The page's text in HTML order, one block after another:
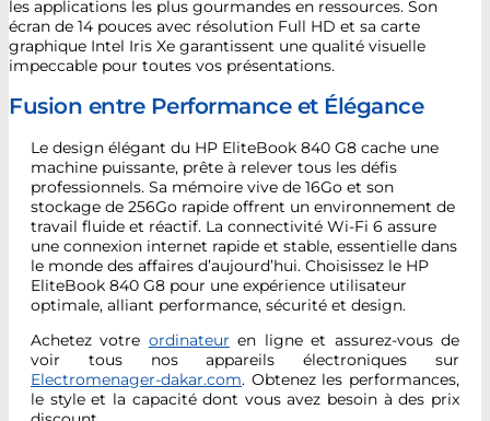
les applications les plus gourmandes en ressources. Son
écran de 14 pouces avec résolution Full HD et sa carte
graphique Intel Iris Xe garantissent une qualité visuelle
impeccable pour toutes vos présentations.
Fusion entre Performance et Élégance
Le design élégant du HP EliteBook 840 G8 cache une
machine puissante, prête à relever tous les défis
professionnels. Sa mémoire vive de 16Go et son
stockage de 256Go rapide offrent un environnement de
travail fluide et réactif. La connectivité Wi-Fi 6 assure
une connexion internet rapide et stable, essentielle dans
le monde des affaires d’aujourd’hui. Choisissez le HP
EliteBook 840 G8 pour une expérience utilisateur
optimale, alliant performance, sécurité et design.
Achetez votre ordinateur en ligne et assurez-vous de
voir tous nos appareils électroniques sur
Electromenager-dakar.com. Obtenez les performances,
le style et la capacité dont vous avez besoin à des prix